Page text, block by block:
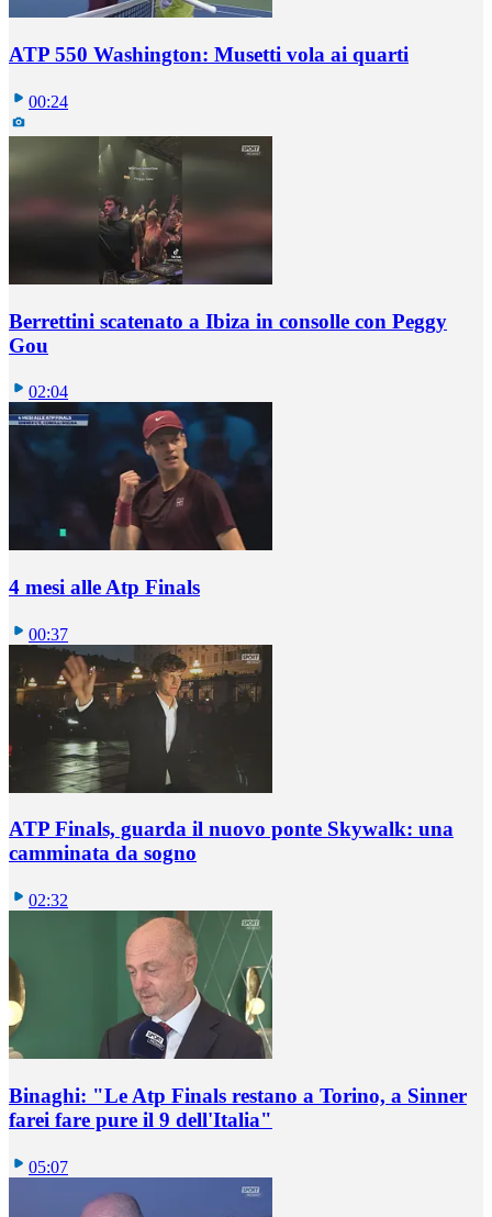
ATP 550 Washington: Musetti vola ai quarti
00:24
Berrettini scatenato a Ibiza in consolle con Peggy
Gou
02:04
4 mesi alle Atp Finals
00:37
ATP Finals, guarda il nuovo ponte Skywalk: una
camminata da sogno
02:32
Binaghi: "Le Atp Finals restano a Torino, a Sinner
farei fare pure il 9 dell'Italia"
05:07